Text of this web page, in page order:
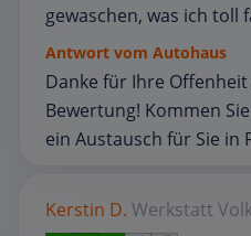
gewaschen, was ich toll
Antwort vom Autohaus
Danke für Ihre
Bewertung! Kommen
ein Austausch für Sie in
Kerstin D. Werkstatt